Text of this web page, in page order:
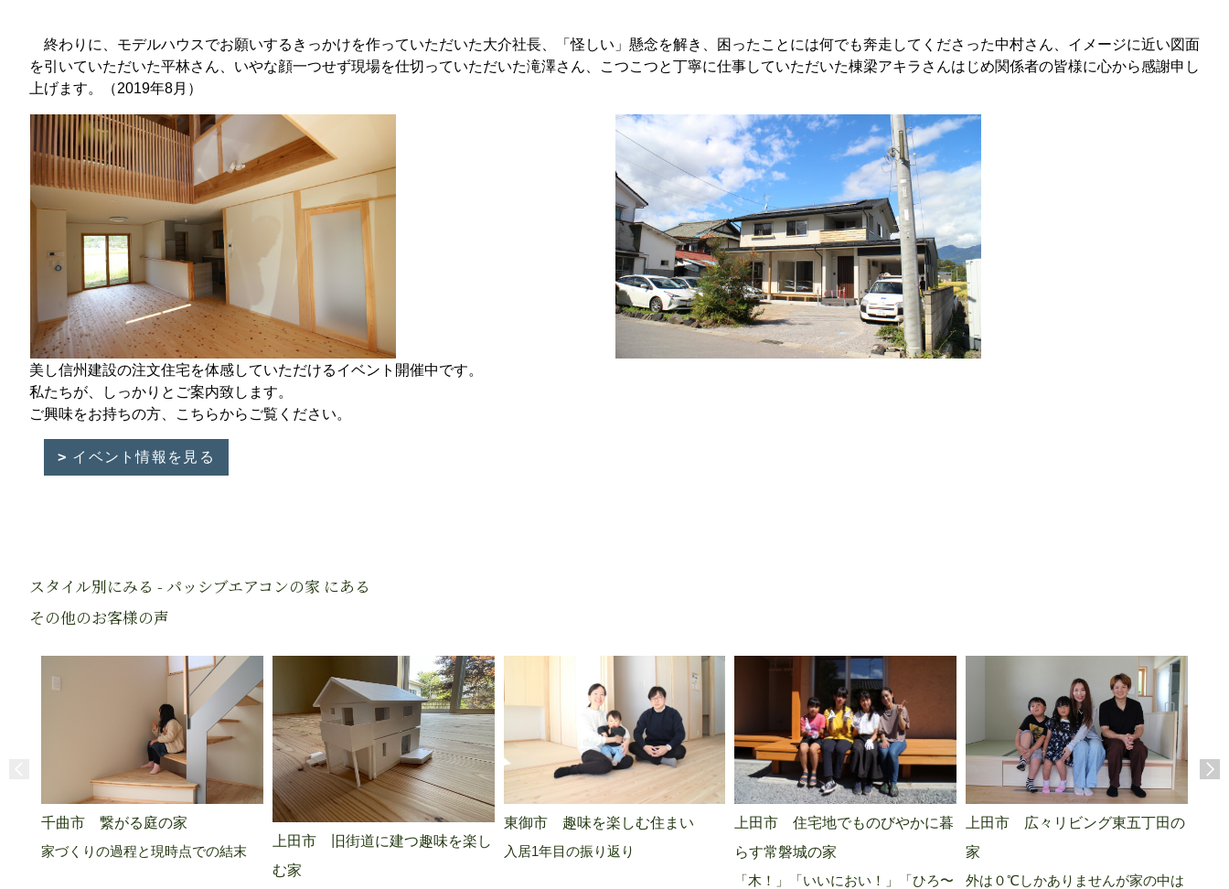
終わりに、モデルハウスでお願いするきっかけを作っていただいた大介社長、「怪しい」懸念を解き、困ったことには何でも奔走してくださった中村さん、イメージに近い図面
を引いていただいた平林さん、いやな顔一つせず現場を仕切っていただいた滝澤さん、こつこつと丁寧に仕事していただいた棟梁アキラさんはじめ関係者の皆様に心から感謝申し
上げます。（2019年8月）
美し信州建設の注文住宅を体感していただけるイベント開催中です。
私たちが、しっかりとご案内致します。
ご興味をお持ちの方、こちらからご覧ください。
イベント情報を見る
スタイル別にみる - パッシブエアコンの家 にある
その他のお客様の声
千曲市 繋がる庭の家
家づくりの過程と現時点での結末
上田市 旧街道に建つ趣味を楽し
む家
東御市 趣味を楽しむ住まい
入居1年目の振り返り
上田市 住宅地でものびやかに暮
らす常磐城の家
「木！」「いいにおい！」「ひろ〜
上田市 広々リビング東五丁田の
家
外は０℃しかありませんが家の中は